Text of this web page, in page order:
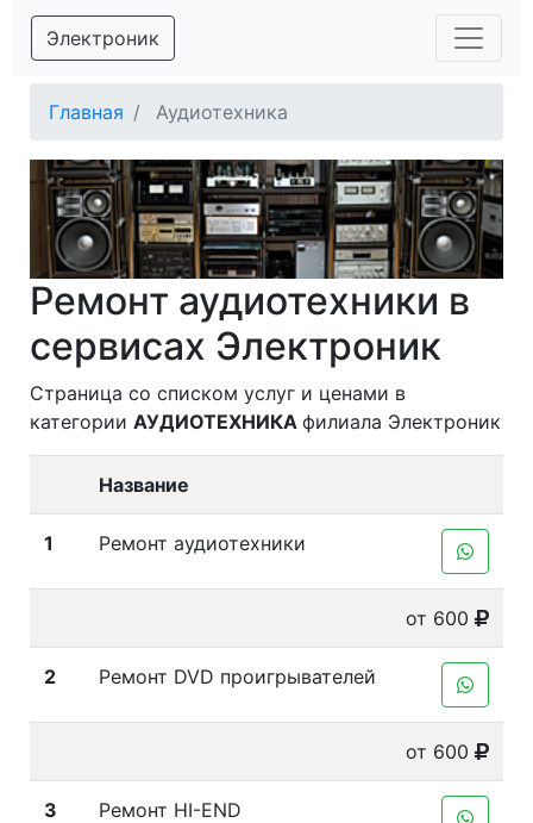
Электроник
Главная Аудиотехника
Ремонт аудиотехники в
сервисах Электроник
Страница со списком услуг и ценами в
категории АУДИОТЕХНИКА филиала Электроник
Название
1 Ремонт аудиотехники
от 600
2 Ремонт DVD проигрывателей
от 600
3 Ремонт HI-END